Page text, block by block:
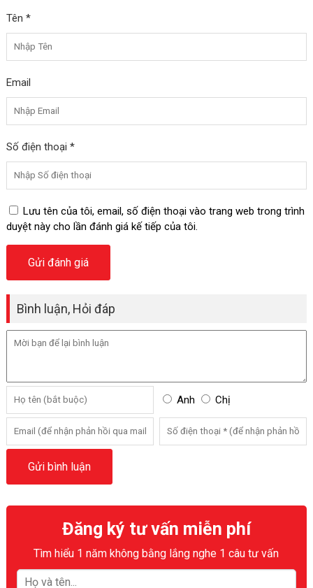
Tên *
Email
Số điện thoại *
Lưu tên của tôi, email, số điện thoại vào trang web trong trình
duyệt này cho lần đánh giá kế tiếp của tôi.
Bình luận, Hỏi đáp
Anh Chị
Đăng ký tư vấn miễn phí
Tìm hiểu 1 năm không bằng lắng nghe 1 câu tư vấn